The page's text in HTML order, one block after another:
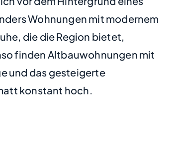
Wohnungen mit modernem
die die Region bietet,
finden Altbauwohnungen mit
und das gesteigerte
konstant hoch.